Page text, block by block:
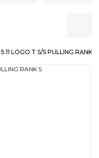
5.11 LOGO T S/S PULLING RANK S